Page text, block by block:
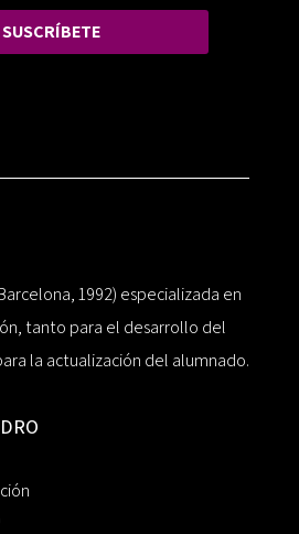
SUSCRÍBETE
1992) especializada en
tanto para el desarrollo del
la actualización del alumnado.